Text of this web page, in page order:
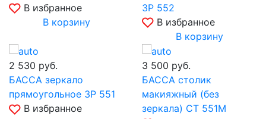
В избранное
В корзину
ЗР 552
В избранное
В корзину
2 530 руб.
БАССА зеркало
прямоугольное ЗР 551
В избранное
3 500 руб.
БАССА столик
макияжный (без
зеркала) СТ 551М